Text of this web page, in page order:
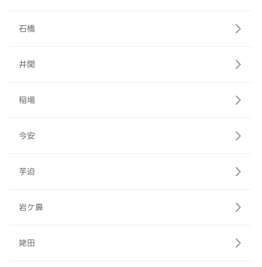
石橋
井関
稲場
今安
芋迫
岩ケ鼻
姥田